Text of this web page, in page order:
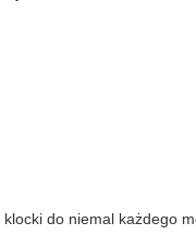
do niemal każdego